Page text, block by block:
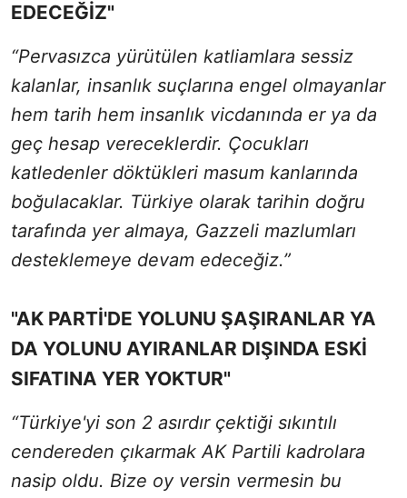
EDECEĞİZ"
“Pervasızca yürütülen katliamlara sessiz
kalanlar, insanlık suçlarına engel olmayanlar
hem tarih hem insanlık vicdanında er ya da
geç hesap vereceklerdir. Çocukları
katledenler döktükleri masum kanlarında
boğulacaklar. Türkiye olarak tarihin doğru
tarafında yer almaya, Gazzeli mazlumları
desteklemeye devam edeceğiz.”
"AK PARTİ'DE YOLUNU ŞAŞIRANLAR YA
DA YOLUNU AYIRANLAR DIŞINDA ESKİ
SIFATINA YER YOKTUR"
“Türkiye'yi son 2 asırdır çektiği sıkıntılı
cendereden çıkarmak AK Partili kadrolara
nasip oldu. Bize oy versin vermesin bu